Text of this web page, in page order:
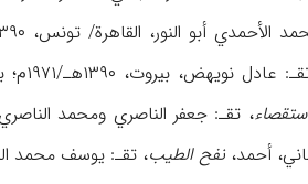
أبو النور، القاهرة/ تونس، ۱۳۹۰هـ/۱۹۷۰م؛ ابن قنفذ، أحمد،
نویهض، بیروت، ۱۳۹۰هـ/۱۹۷۱م؛ بابا التنبكتي، أحمد، «نیل الابتهاج»،
، تقـ: جعفر الناصري ومحمد الناصري، الدار البیضاء،
نفح الطیب، تقـ: یوسف محمد البقاعي،